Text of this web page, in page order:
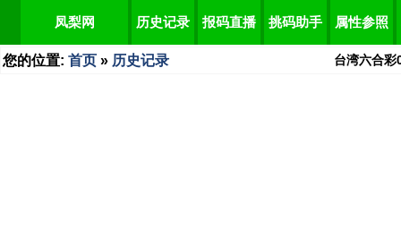
凤梨网 历史记录 报码直播 挑码助手 属性参照
您的位置: 首页 » 历史记录 台湾六合彩